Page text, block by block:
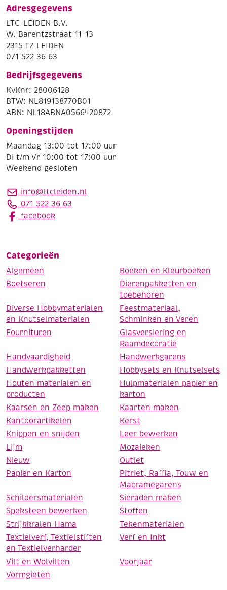
Adresgegevens
LTC-LEIDEN B.V.
W. Barentzstraat 11-13
2315 TZ LEIDEN
071 522 36 63
Bedrijfsgegevens
KvKnr: 28006128
BTW: NL819138770B01
ABN: NL18ABNA0566420872
Openingstijden
Maandag 13:00 tot 17:00 uur
Di t/m Vr 10:00 tot 17:00 uur
Weekend gesloten
info@ltcleiden.nl
071 522 36 63
facebook
Categorieën
Algemeen
Boeken en Kleurboeken
Boetseren
Dierenpakketten en
toebehoren
Diverse Hobbymaterialen
en Knutselmaterialen
Feestmateriaal,
Schminken en Veren
Fournituren
Glasversiering en
Raamdecoratie
Handvaardigheid
Handwerkgarens
Handwerkpakketten
Hobbysets en Knutselsets
Houten materialen en
producten
Hulpmaterialen papier en
karton
Kaarsen en Zeep maken
Kaarten maken
Kantoorartikelen
Kerst
Knippen en snijden
Leer bewerken
Lijm
Mozaieken
Nieuw
Outlet
Papier en Karton
Pitriet, Raffia, Touw en
Macramegarens
Schildersmaterialen
Sieraden maken
Speksteen bewerken
Stoffen
Strijkkralen Hama
Tekenmaterialen
Textielverf, Textielstiften
en Textielverharder
Verf en Inkt
Vilt en Wolvilten
Voorjaar
Vormgieten